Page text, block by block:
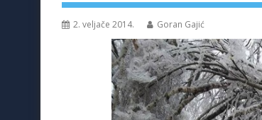
2. veljače 2014. Goran Gajić